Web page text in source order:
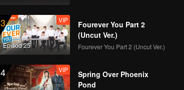
3
Episod 25
VIP
Fourever You Part 2
(Uncut Ver.)
Fourever You Part 2 (Uncut Ver.)
4 VIP
Spring Over Phoenix
Pond